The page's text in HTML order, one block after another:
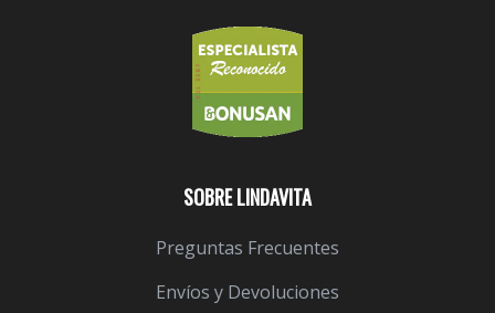
SOBRE LINDAVITA
Preguntas Frecuentes
Envíos y Devoluciones